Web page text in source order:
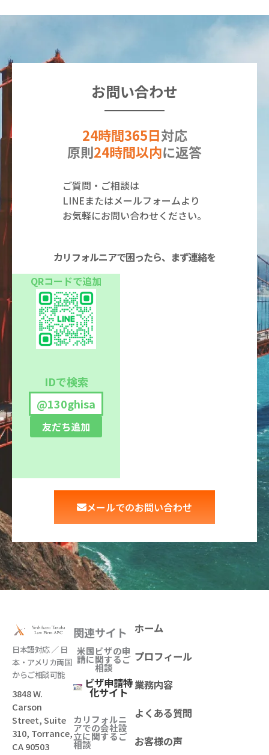
お問い合わせ
24時間365日対応
原則24時間以内に返答
ご質問・ご相談は
LINEまたはメールフォームより
お気軽にお問い合わせください。
カリフォルニアで困ったら、まず連絡を
QRコードで追加
IDで検索
@130ghisa
友だち追加
メールでのお問い合わせ
日本語対応 ／ 日
本・アメリカ両国
からご相談可能
3848 W.
Carson
Street, Suite
310, Torrance,
CA 90503
関連サイト
米国ビザの申
請に関するご
相談
ビザ申請特
化サイト
カリフォルニ
アでの会社設
立に関するご
相談
ホーム
プロフィール
業務内容
よくある質問
お客様の声